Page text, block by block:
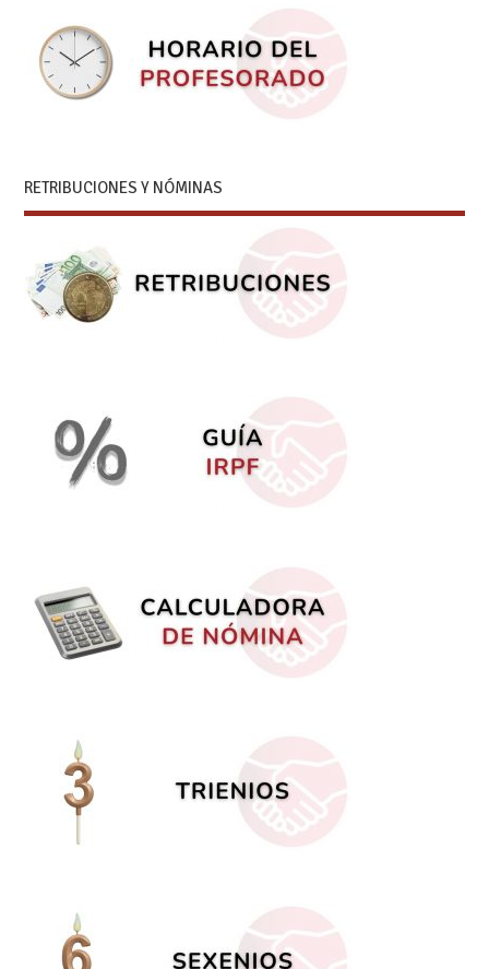
RETRIBUCIONES Y NÓMINAS